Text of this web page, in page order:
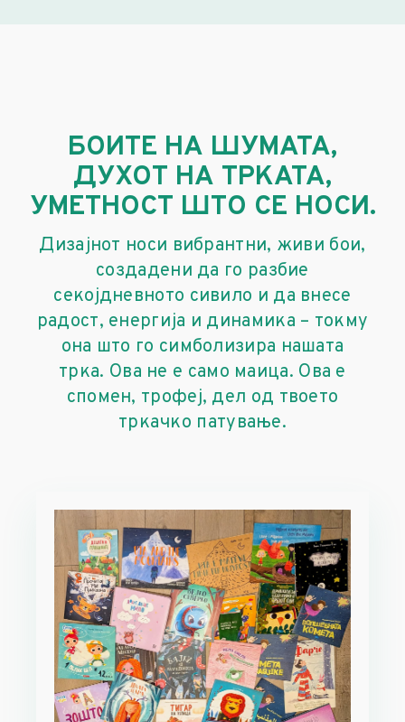
БОИТЕ НА ШУМАТА,
ДУХОТ НА ТРКАТА,
УМЕТНОСТ ШТО СЕ НОСИ.
Дизајнот носи вибрантни, живи бои,
создадени да го разбие
секојдневното сивило и да внесе
радост, енергија и динамика – токму
она што го симболизира нашата
трка. Ова не е само маица. Ова е
спомен, трофеј, дел од твоето
тркачко патување.